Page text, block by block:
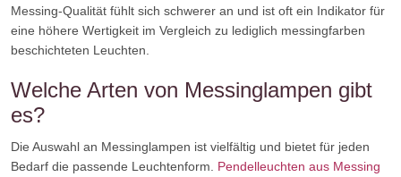
Messing-Qualität fühlt sich schwerer an und ist oft ein Indikator für
eine höhere Wertigkeit im Vergleich zu lediglich messingfarben
beschichteten Leuchten.
Welche Arten von Messinglampen gibt
es?
Die Auswahl an Messinglampen ist vielfältig und bietet für jeden
Bedarf die passende Leuchtenform. Pendelleuchten aus Messing